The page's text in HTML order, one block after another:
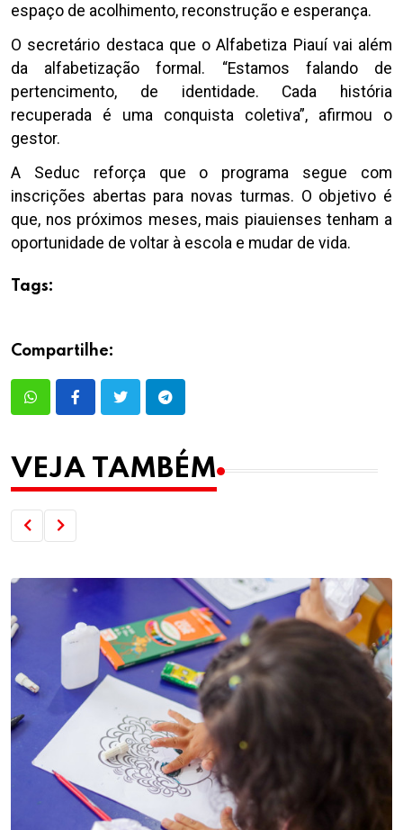
espaço de acolhimento, reconstrução e esperança.
O secretário destaca que o Alfabetiza Piauí vai além
da alfabetização formal. “Estamos falando de
pertencimento, de identidade. Cada história
recuperada é uma conquista coletiva”, afirmou o
gestor.
A Seduc reforça que o programa segue com
inscrições abertas para novas turmas. O objetivo é
que, nos próximos meses, mais piauienses tenham a
oportunidade de voltar à escola e mudar de vida.
Tags:
Compartilhe:
VEJA TAMBÉM